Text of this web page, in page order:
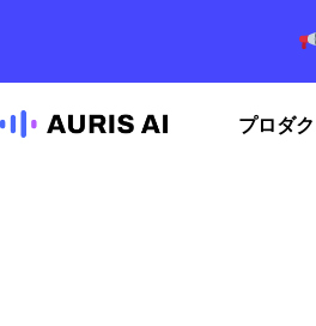
プロダク